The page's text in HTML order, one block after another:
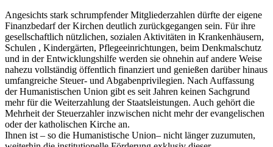
Angesichts stark schrumpfender Mitgliederzahlen dürfte der eigene
Finanzbedarf der Kirchen deutlich zurückgegangen sein. Für ihre
gesellschaftlich nützlichen, sozialen Aktivitäten in Krankenhäusern,
Schulen , Kindergärten, Pflegeeinrichtungen, beim Denkmalschutz
und in der Entwicklungshilfe werden sie ohnehin auf andere Weise
nahezu vollständig öffentlich finanziert und genießen darüber hinaus
umfangreiche Steuer- und Abgabenprivilegien. Nach Auffassung
der Humanistischen Union gibt es seit Jahren keinen Sachgrund
mehr für die Weiterzahlung der Staatsleistungen. Auch gehört die
Mehrheit der Steuerzahler inzwischen nicht mehr der evangelischen
oder der katholischen Kirche an.
Ihnen ist – so die Humanistische Union– nicht länger zuzumuten,